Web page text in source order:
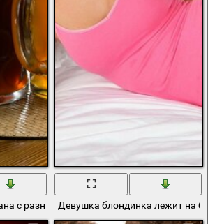
с разным видом пива
Девушка блондинка лежит на